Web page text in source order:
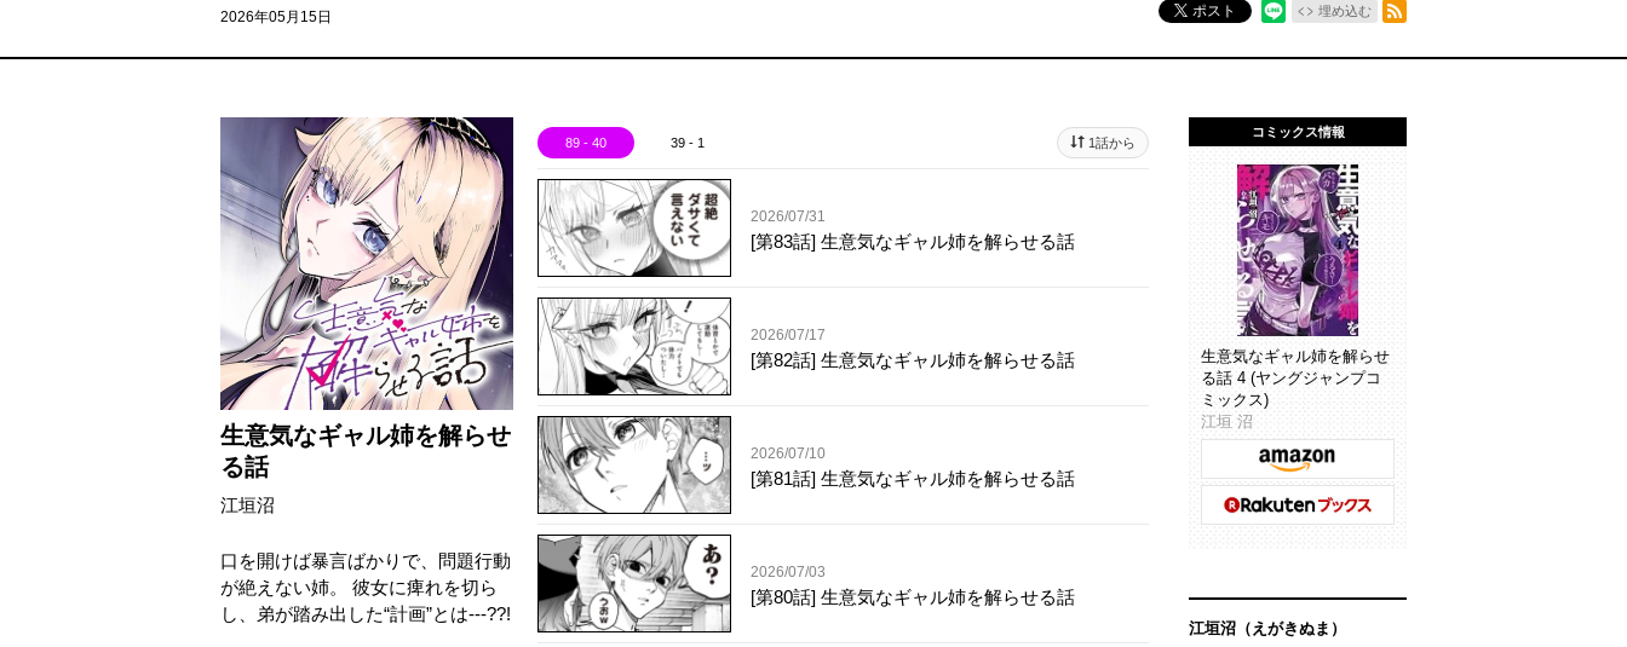
2026年05月15日 ポスト 埋め込む
生意気なギャル姉を解らせ
る話
江垣沼
口を開けば暴言ばかりで、問題行動
が絶えない姉。 彼女に痺れを切ら
し、弟が踏み出した“計画”とは---??!
89 - 40 39 - 1 1話から
2026/07/31
[第83話] 生意気なギャル姉を解らせる話
2026/07/17
[第82話] 生意気なギャル姉を解らせる話
2026/07/10
[第81話] 生意気なギャル姉を解らせる話
2026/07/03
[第80話] 生意気なギャル姉を解らせる話
コミックス情報
生意気なギャル姉を解らせ
る話 4 (ヤングジャンプコ
ミックス)
江垣 沼
江垣沼（えがきぬま）